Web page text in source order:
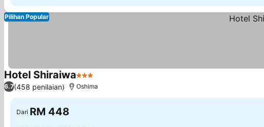
Pilihan Popular
Hotel Shiraiwa3 Bintang
6.7(458 penilaian) Oshima
Dari RM 448